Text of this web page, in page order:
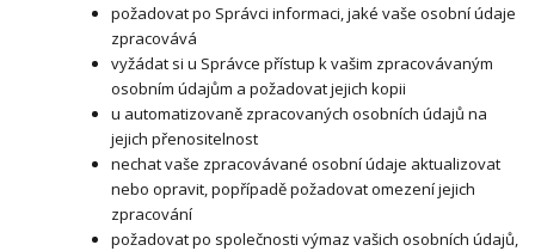
požadovat po Správci informaci, jaké vaše osobní údaje
zpracovává
vyžádat si u Správce přístup k vašim zpracovávaným
osobním údajům a požadovat jejich kopii
u automatizovaně zpracovaných osobních údajů na
jejich přenositelnost
nechat vaše zpracovávané osobní údaje aktualizovat
nebo opravit, popřípadě požadovat omezení jejich
zpracování
požadovat po společnosti výmaz vašich osobních údajů,